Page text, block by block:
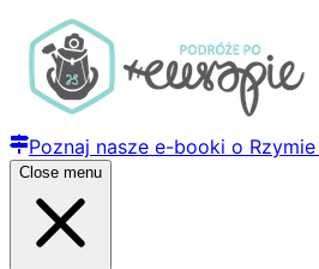
Poznaj nasze e-booki o
Close menu